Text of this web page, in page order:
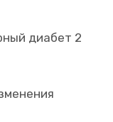
диабет 2